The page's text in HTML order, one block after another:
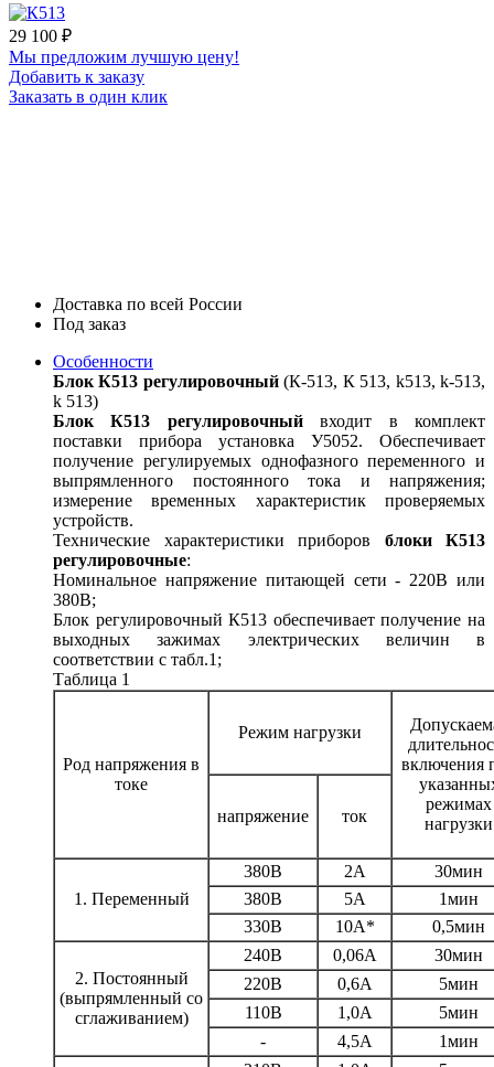
29 100 ₽
Мы предложим лучшую цену!
Добавить к заказу
Заказать в один клик
Доставка по всей России
Под заказ
Особенности
Блок К513 регулировочный(К-513, К 513, k513, k-513,
k 513)
Блок К513 регулировочныйвходит в комплект
поставки прибора установка У5052. Обеспечивает
получение регулируемых однофазного переменного и
выпрямленного постоянного тока и напряжения;
измерение временных характеристик проверяемых
устройств.
Технические характеристики приборов блоки К513
регулировочные:
Номинальное напряжение питающей сети - 220В или
380В;
Блок регулировочный К513 обеспечивает получение на
выходных зажимах электрических величин в
соответствии с табл.1;
Таблица 1
Род напряжения в
токе
Режим нагрузки
включения
режимах
нагрузки
напряжение ток
1. Переменный
380В 2А
30мин
380В
5А
1мин
330В
10А* 0,5мин
2. Постоянный
(выпрямленный со
сглаживанием)
240В 0,06А
30мин
220В
0,6А
5мин
110В
1,0А
5мин
-
4,5А
1мин